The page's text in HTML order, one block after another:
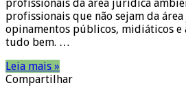
profissionais da área jurídica
profissionais que não sejam da
opinamentos públicos, midiáticos
tudo bem. …
Leia mais »
Compartilhar